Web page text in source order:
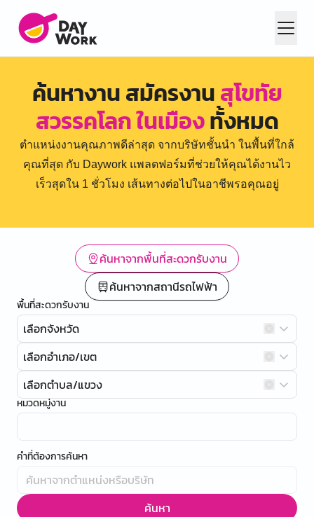
ค้นหางาน สมัครงานสุโขทัย
สวรรคโลก ในเมืองทั้งหมด
ตำแหน่งงานคุณภาพดีล่าสุด จากบริษัทชั้นนำ ในพื้นที่ใกล้
คุณที่สุด กับ Daywork แพลตฟอร์มที่ช่วยให้คุณได้งานไว
เร็วสุดใน 1 ชั่วโมง เส้นทางต่อไปในอาชีพรอคุณอยู่
ค้นหาจากพื้นที่สะดวกรับงาน
ค้นหาจากสถานีรถไฟฟ้า
พื้นที่สะดวกรับงาน
เลือกจังหวัด
เลือกอำเภอ/เขต
เลือกตำบล/แขวง
หมวดหมู่งาน
คำที่ต้องการค้นหา
ค้นหา